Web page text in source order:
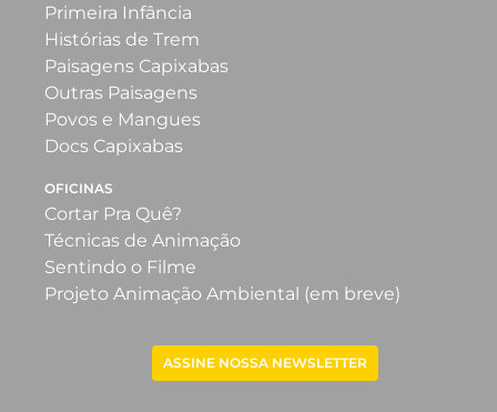
Primeira Infância
Histórias de Trem
Paisagens Capixabas
Outras Paisagens
Povos e Mangues
Docs Capixabas
OFICINAS
Cortar Pra Quê?
Técnicas de Animação
Sentindo o Filme
Projeto Animação Ambiental (em breve)
ASSINE NOSSA NEWSLETTER